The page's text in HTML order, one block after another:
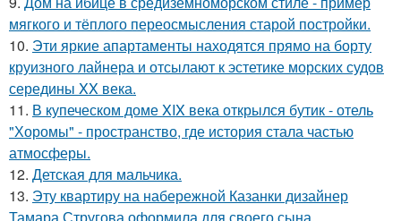
мягкого и тёплого переосмысления старой постройки.
10. Эти яркие апартаменты находятся прямо на борту
круизного лайнера и отсылают к эстетике морских судов
середины XX века.
11. В купеческом доме XIX века открылся бутик - отель
"Хоромы" - пространство, где история стала частью
атмосферы.
12. Детская для мальчика.
13. Эту квартиру на набережной Казанки дизайнер